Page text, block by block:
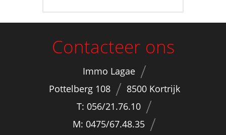
Contacteer ons
Immo Lagae
Pottelberg 108
8500 Kortrijk
T: 056/21.76.10
M: 0475/67.48.35